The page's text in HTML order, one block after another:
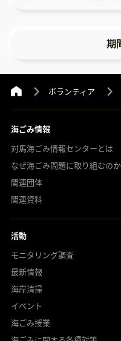
期
ボランティア
海ごみ情報
対馬海ごみ情報センターとは
なぜ海ごみ問題に取り組むのか
関連団体
関連資料
活動
モニタリング調査
最新情報
海岸清掃
イベント
海ごみ授業